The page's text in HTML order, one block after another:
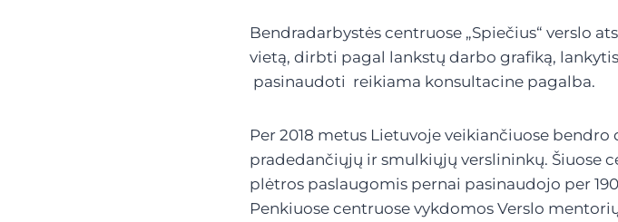
Bendradarbystės centruose „Spiečius“ verslo
vietą, dirbti pagal lankstų darbo grafiką,
pasinaudoti reikiama konsultacine pagalba.
Per 2018 metus Lietuvoje veikiančiuose
pradedančiųjų ir smulkiųjų verslininkų. Šiuose
plėtros paslaugomis pernai pasinaudojo per
Penkiuose centruose vykdomos Verslo